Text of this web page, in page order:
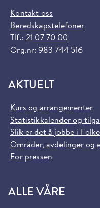
Kontakt oss
Beredskapstelefoner
Tlf.: 21 07 70 00
Org.nr: 983 744 516
AKTUELT
Kurs og arrangementer
Statistikkalender og
Slik er det å jobbe i
Områder, avdelinger og
For pressen
ALLE VÅRE